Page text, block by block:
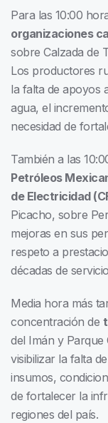
Para las 10:00
organizaciones
sobre Calzada de
Los productores
la falta de apoyos
agua, el
necesidad de
También a las
Petróleos
de Electricidad
Picacho, sobre
mejoras en sus
respeto a
décadas de
Media hora más
concentración de
del Imán y Parque
visibilizar la falta
insumos,
de fortalecer la
regiones del país.